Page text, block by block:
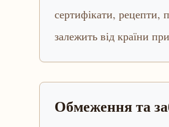
сертифікати, рецепти,
залежить від країни
Обмеження та